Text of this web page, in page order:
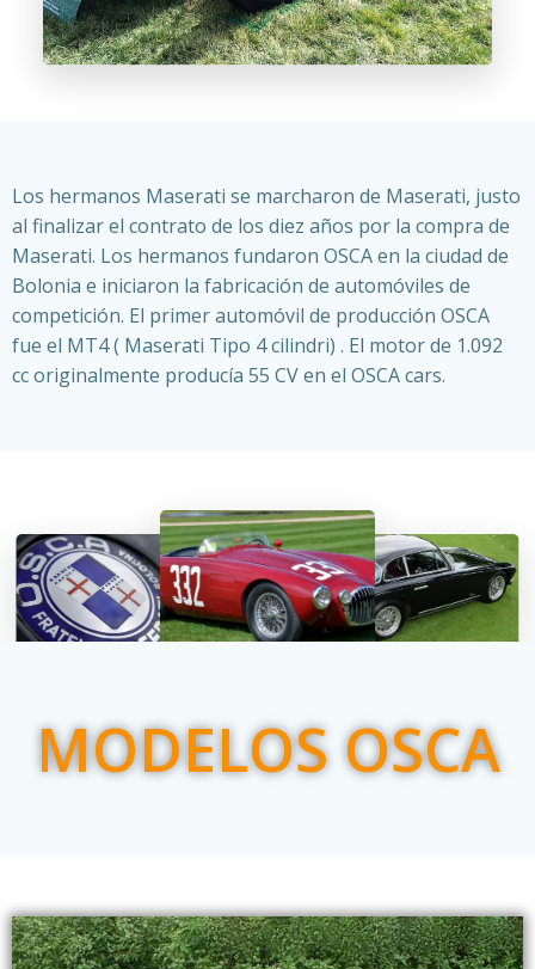
Los hermanos Maserati se marcharon de Maserati, justo
al finalizar el contrato de los diez años por la compra de
Maserati. Los hermanos fundaron OSCA en la ciudad de
Bolonia e iniciaron la fabricación de automóviles de
competición. El primer automóvil de producción OSCA
fue el MT4 ( Maserati Tipo 4 cilindri) . El motor de 1.092
cc originalmente producía 55 CV en el OSCA cars.
MODELOS OSCA